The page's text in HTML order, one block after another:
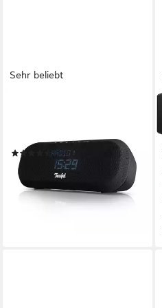
Sehr beliebt
(49)
144,99 €
13,24 €
mtl. in 12 Raten
lieferbar - in 3-4 Werktagen bei dir